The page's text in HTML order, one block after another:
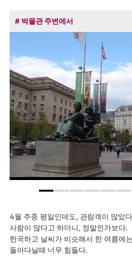
# 박물관 주변에서
4월 주중 평일인데도, 관람객이 많았
사람이 많다고 하더니, 정말인가보다.
한국하고 날씨가 비슷해서 한 여름에
돌아다닐때 너무 힘들다.